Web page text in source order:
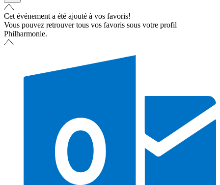
Cet événement a été ajouté à vos favoris!
Vous pouvez retrouver tous vos favoris sous votre profil
Philharmonie.